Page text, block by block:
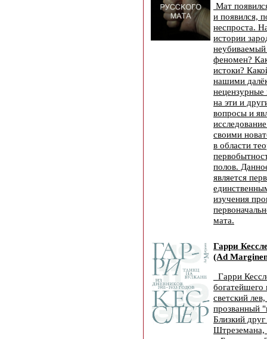
Мат
и появился,
неспроста.
истории
феномен?
истоки?
нашими
на эти и
вопросы и
своими
в области
полов.
является
изучения
мата.
Гарри
(Ad
Гарри
богатейшего
светский
прозванный
Близкий